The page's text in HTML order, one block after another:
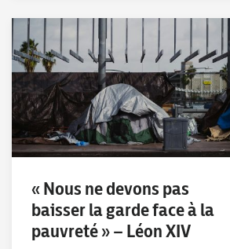
« Nous ne devons pas
baisser la garde face à la
pauvreté » – Léon XIV